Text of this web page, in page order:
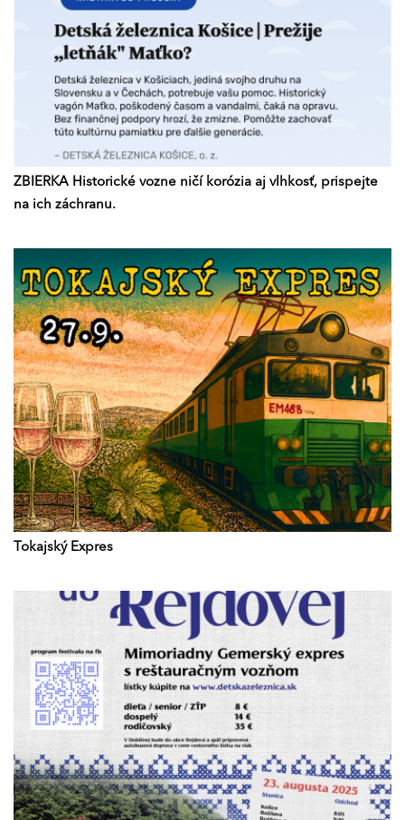
ZBIERKA Historické vozne ničí korózia aj vlhkosť, prispejte
na ich záchranu.
Tokajský Expres